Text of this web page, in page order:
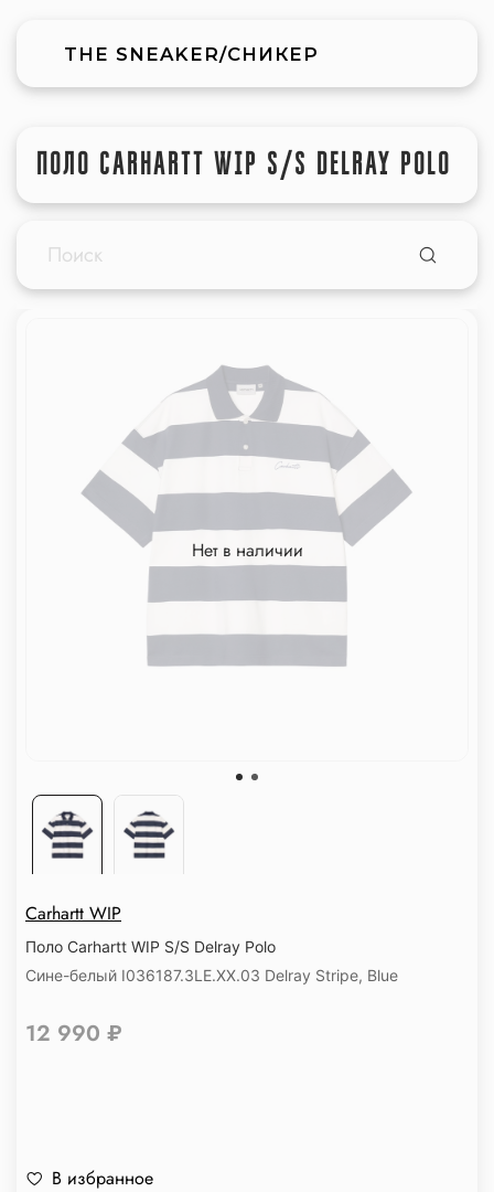
THE SNEAKER/СНИКЕР
ПОЛО CARHARTT WIP S/S DELRAY POLO
Нет в наличии
Carhartt WIP
Поло Carhartt WIP S/S Delray Polo
Сине-белый I036187.3LE.XX.03 Delray Stripe, Blue
12 990 ₽
В избранное